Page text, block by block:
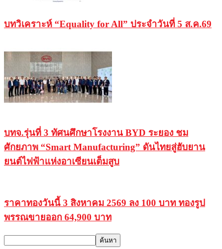
บทวิเคราะห์ “Equality for All” ประจำวันที่ 5 ส.ค.69
บทจ.รุ่นที่ 3 ทัศนศึกษาโรงงาน BYD ระยอง ชม
ศักยภาพ “Smart Manufacturing” ดันไทยสู่ฮับยาน
ยนต์ไฟฟ้าแห่งอาเซียนเต็มสูบ
ราคาทองวันนี้ 3 สิงหาคม 2569 ลง 100 บาท ทองรูป
พรรณขายออก 64,900 บาท